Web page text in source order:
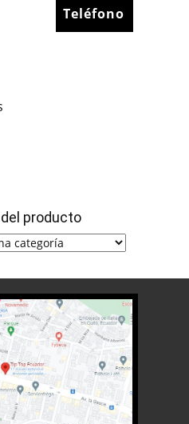
Teléfono
producto